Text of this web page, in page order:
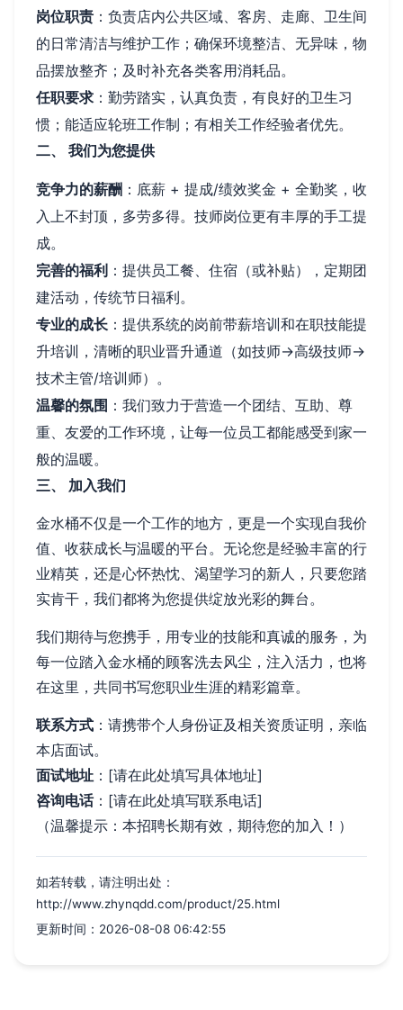
岗位职责 ：负责店内公共区域、客房、走廊、卫生间
的日常清洁与维护工作；确保环境整洁、无异味，物
品摆放整齐；及时补充各类客用消耗品。
任职要求 ：勤劳踏实，认真负责，有良好的卫生习
惯；能适应轮班工作制；有相关工作经验者优先。
二、 我们为您提供
竞争力的薪酬 ：底薪 + 提成/绩效奖金 + 全勤奖，收
入上不封顶，多劳多得。技师岗位更有丰厚的手工提
成。
完善的福利 ：提供员工餐、住宿（或补贴），定期团
建活动，传统节日福利。
专业的成长 ：提供系统的岗前带薪培训和在职技能提
升培训，清晰的职业晋升通道（如技师→高级技师→
技术主管/培训师）。
温馨的氛围 ：我们致力于营造一个团结、互助、尊
重、友爱的工作环境，让每一位员工都能感受到家一
般的温暖。
三、 加入我们
金水桶不仅是一个工作的地方，更是一个实现自我价
值、收获成长与温暖的平台。无论您是经验丰富的行
业精英，还是心怀热忱、渴望学习的新人，只要您踏
实肯干，我们都将为您提供绽放光彩的舞台。
我们期待与您携手，用专业的技能和真诚的服务，为
每一位踏入金水桶的顾客洗去风尘，注入活力，也将
在这里，共同书写您职业生涯的精彩篇章。
联系方式 ：请携带个人身份证及相关资质证明，亲临
本店面试。
面试地址 ：[请在此处填写具体地址]
咨询电话：[请在此处填写联系电话]
（温馨提示：本招聘长期有效，期待您的加入！）
如若转载，请注明出处：
http://www.zhynqdd.com/product/25.html
更新时间：2026-08-08 06:42:55